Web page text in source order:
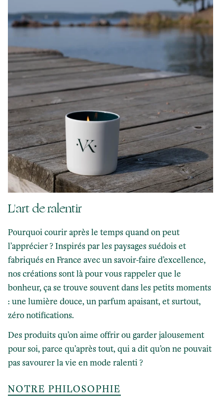
L'art de ralentir
Pourquoi courir après le temps quand on peut
l’apprécier ? Inspirés par les paysages suédois et
fabriqués en France avec un savoir-faire d’excellence,
nos créations sont là pour vous rappeler que le
bonheur, ça se trouve souvent dans les petits moments
: une lumière douce, un parfum apaisant, et surtout,
zéro notifications.
Des produits qu’on aime offrir ou garder jalousement
pour soi, parce qu’après tout, qui a dit qu’on ne pouvait
pas savourer la vie en mode ralenti ?
NOTRE PHILOSOPHIE